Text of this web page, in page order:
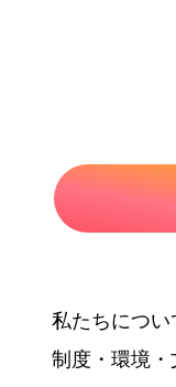
私たちについ
制度・環境・